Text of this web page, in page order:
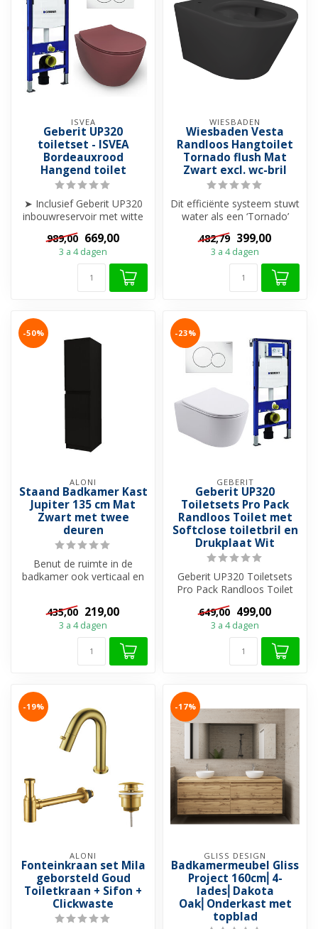
ISVEA
Geberit UP320
toiletset - ISVEA
Bordeauxrood
Hangend toilet
➤ Inclusief Geberit UP320
inbouwreservoir met witte
➤ ISVEA hangtoile...
989,00 669,00
3 a 4 dagen
WIESBADEN
Wiesbaden Vesta
Randloos Hangtoilet
Tornado flush Mat
Zwart excl. wc-bril
Dit efficiënte systeem stuwt
water als een ‘Tornado’
grondi...
482,79 399,00
3 a 4 dagen
-50%
ALONI
Staand Badkamer Kast
Jupiter 135 cm Mat
Zwart met twee
deuren
Benut de ruimte in de
badkamer ook verticaal en
manier ...
435,00 219,00
3 a 4 dagen
-23%
GEBERIT
Geberit UP320
Toiletsets Pro Pack
Randloos Toilet met
Softclose toiletbril en
Drukplaat Wit
Geberit UP320 Toiletsets
Pro Pack Randloos Toilet
met Softclose toiletbril en
Dr...
649,00 499,00
3 a 4 dagen
-19%
ALONI
Fonteinkraan set Mila
geborsteld Goud
Toiletkraan + Sifon +
Clickwaste
-17%
GLISS DESIGN
Badkamermeubel Gliss
Project 160cm⎢4-
lades⎢Dakota
Oak⎢Onderkast met
topblad